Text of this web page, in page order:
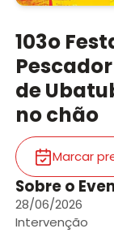
103o
de
no chão
Marcar
Sobre o
28/06/2026
Intervenção